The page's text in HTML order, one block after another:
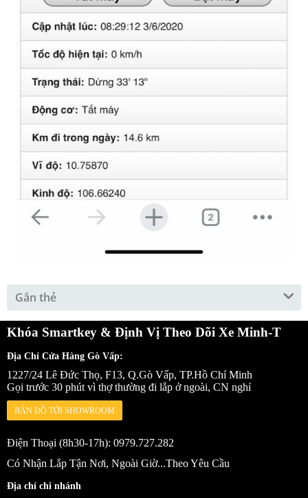
Gắn thẻ
Khóa Smartkey & Định Vị Theo Dõi Xe Minh-T
Địa Chỉ Cửa Hàng Gò Vấp:
1227/24 Lê Đức Thọ, F13, Q.Gò Vấp, TP.Hồ Chí Minh
Gọi trước 30 phút vì thợ thường đi lắp ở ngoài, CN nghỉ
BẢN ĐỒ TỚI SHOWROOM
Điện Thoại (8h30-17h): 0979.727.282
Có Nhận Lắp Tận Nơi, Ngoài Giờ...Theo Yêu Cầu
Địa chỉ chi nhánh